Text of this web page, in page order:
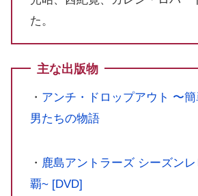
た。
主な出版物
・ アンチ・ドロップアウト 〜
男たちの物語
・ 鹿島アントラーズ シーズン
覇~ [DVD]